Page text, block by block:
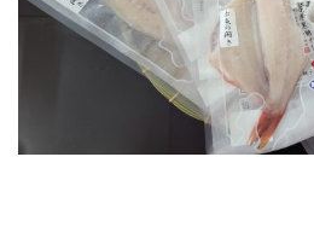
物
EC
–
ひ
も